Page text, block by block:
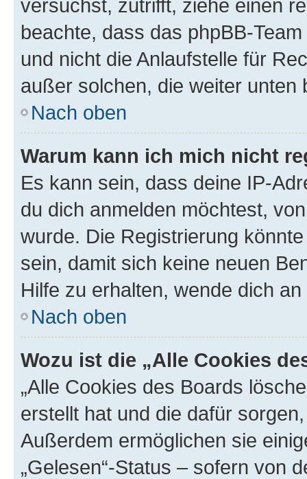
versuchst, zutrifft, ziehe einen
beachte, dass das phpBB-
und nicht die Anlaufstelle für
außer solchen, die weiter unten
Nach oben
Warum kann ich mich nicht
Es kann sein, dass deine IP-
du dich anmelden möchtest,
wurde. Die Registrierung
sein, damit sich keine neuen
Hilfe zu erhalten, wende dich
Nach oben
Wozu ist die „Alle Cookies
„Alle Cookies des Boards
erstellt hat und die dafür
Außerdem ermöglichen sie
„Gelesen“-Status – sofern von